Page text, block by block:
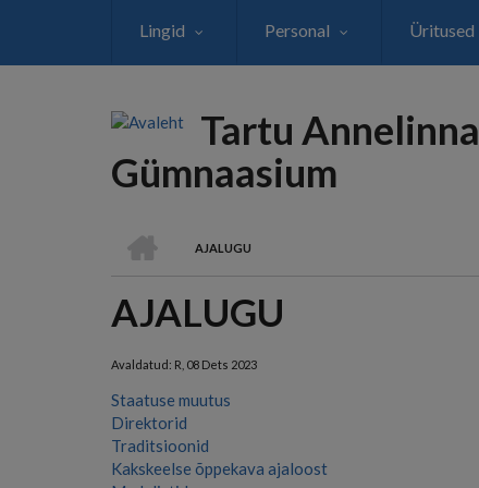
Lingid Personal Üritused
Tartu Annelinna
Gümnaasium
LEIVAPURU
AJALUGU
AJALUGU
Avaldatud: R, 08 Dets 2023
Staatuse muutus
Direktorid
Traditsioonid
Kakskeelse õppekava ajaloost